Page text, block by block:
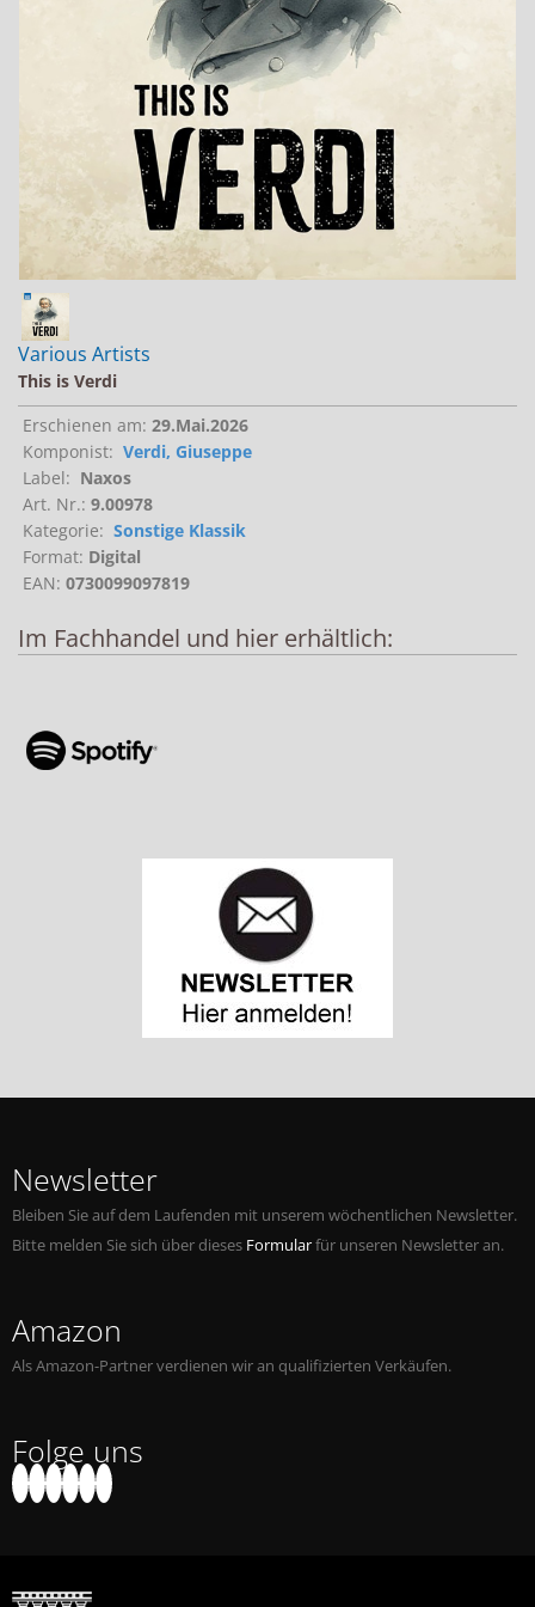
Naxos Deutschland Blog
Naxos weltweit
Various Artists
This is Verdi
Erschienen am: 29.Mai.2026
Komponist: Verdi, Giuseppe
Label: Naxos
Art. Nr.: 9.00978
Kategorie: Sonstige Klassik
Format: Digital
EAN: 0730099097819
Im Fachhandel und hier erhältlich:
Newsletter
Bleiben Sie auf dem Laufenden mit unserem wöchentlichen Newsletter.
Bitte melden Sie sich über dieses Formularfür unseren Newsletter an.
Amazon
Als Amazon-Partner verdienen wir an qualifizierten Verkäufen.
Folge uns